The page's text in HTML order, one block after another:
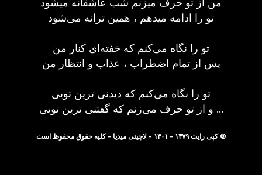
من از تو حرف میزنم شب عاشقانه میشود
تو را ادامه میدهم ، همین ترانه می‌شود
تو را نگاه می‌کنم که خفته‌ای کنار من
پس از تمام اضطراب ، عذاب و انتظار من
تو را نگاه می‌کنم که دیدنی ترین تویی
و از تو حرف می‌زنم که گفتنی ترین تویی ...
© کپی رایت ۱۳۷۹ - ۱۴۰۱ - لاچینی میدیا - کلیه حقوق محفوظ است